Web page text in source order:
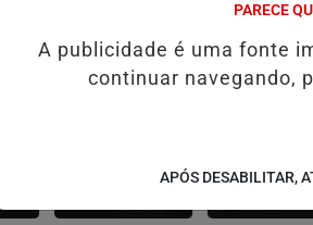
JOÃO DOURADO CANARANA
PARECE
A publicidade é uma fonte
continuar navegando,
APÓS DESABILITAR,